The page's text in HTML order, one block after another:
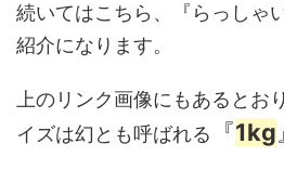
続いてはこちら、『らっしゃ
紹介になります。
上のリンク画像にもあるとお
イズは幻とも呼ばれる
『1kg